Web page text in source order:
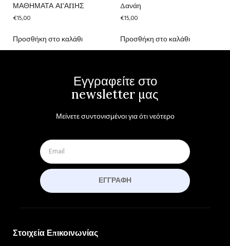
ΜΑΘΗΜΑΤΑ ΑΓΑΠΗΣ
€15,00
Προσθήκη στο καλάθι
Δανάη
€15,00
Προσθήκη στο καλάθι
Εγγραφείτε στο
newsletter μας
Μείνετε συντονισμένοι για ότι νεότερο
ΕΓΓΡΑΦΉ
Στοιχεία Επικοινωνίας